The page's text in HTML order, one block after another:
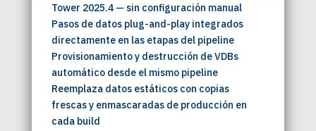
Tower 2025.4 — sin configuración manual
Pasos de datos plug-and-play integrados
directamente en las etapas del pipeline
Provisionamiento y destrucción de VDBs
automático desde el mismo pipeline
Reemplaza datos estáticos con copias
frescas y enmascaradas de producción en
cada build